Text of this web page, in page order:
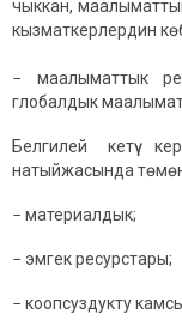
чыккан,
кызматкерлердин
− маалыматтык
глобалдык
Белгилей кетүү
натыйжасында
− материалдык;
− эмгек ресурстары;
− коопсуздукту